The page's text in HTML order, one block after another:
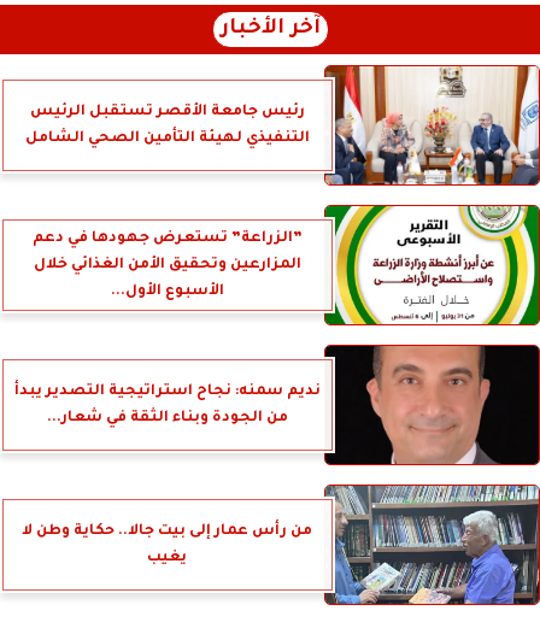
آخر الأخبار
رئيس جامعة الأقصر تستقبل الرئيس
التنفيذي لهيئة التأمين الصحي الشامل
”الزراعة” تستعرض جهودها في دعم
المزارعين وتحقيق الأمن الغذائي خلال
الأسبوع الأول...
نديم سمنه: نجاح استراتيجية التصدير يبدأ
من الجودة وبناء الثقة في شعار...
من رأس عمار إلى بيت جالا.. حكاية وطن لا
يغيب